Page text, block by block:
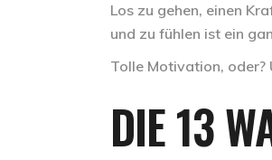
Los zu gehen, einen
und zu fühlen ist ein
Tolle Motivation, oder?
DIE 13